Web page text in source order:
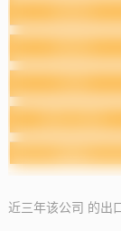
近三年该公司 的出